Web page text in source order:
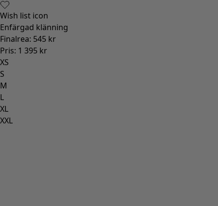
Wish list icon
Enfärgad klänning
Finalrea: 545 kr
Pris: 1 395 kr
XS
S
M
L
XL
XXL